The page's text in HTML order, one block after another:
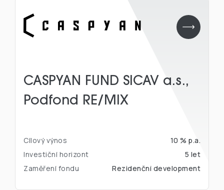
CASPYAN FUND SICAV a.s.,
Podfond RE/MIX
Cílový výnos
10 % p.a.
Investiční horizont
5 let
Zaměření fondu
Rezidenční development